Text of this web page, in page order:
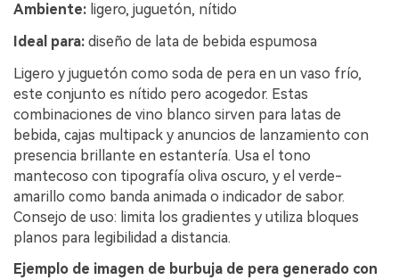
Ambiente: ligero, juguetón, nítido
Ideal para: diseño de lata de bebida espumosa
Ligero y juguetón como soda de pera en un vaso frío,
este conjunto es nítido pero acogedor. Estas
combinaciones de vino blanco sirven para latas de
bebida, cajas multipack y anuncios de lanzamiento con
presencia brillante en estantería. Usa el tono
mantecoso con tipografía oliva oscuro, y el verde-
amarillo como banda animada o indicador de sabor.
Consejo de uso: limita los gradientes y utiliza bloques
planos para legibilidad a distancia.
Ejemplo de imagen de burbuja de pera generado con